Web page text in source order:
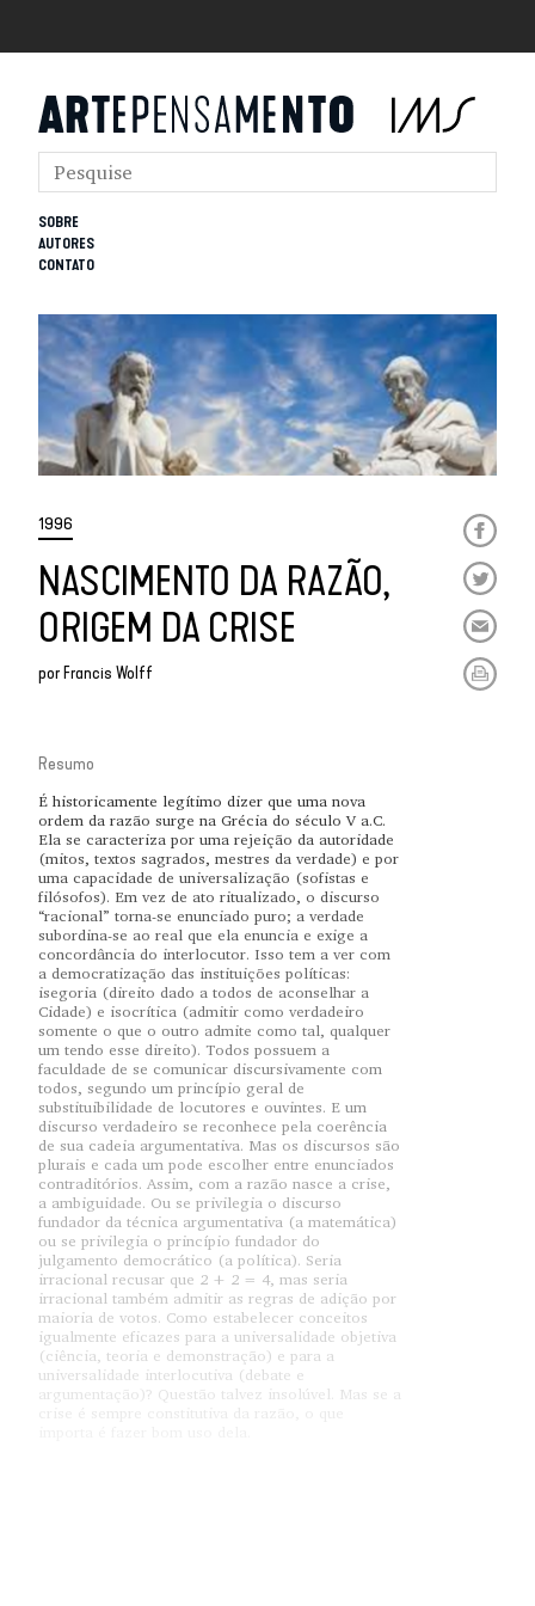
SOBRE
AUTORES
CONTATO
1996
NASCIMENTO DA RAZÃO,
ORIGEM DA CRISE
porFrancis Wolff
Resumo
É historicamente legítimo dizer que uma nova
ordem da razão surge na Grécia do século V a.C.
Ela se caracteriza por uma rejeição da autoridade
(mitos, textos sagrados, mestres da verdade) e por
uma capacidade de universalização (sofistas e
filósofos). Em vez de ato ritualizado, o discurso
“racional” torna-se enunciado puro; a verdade
subordina-se ao real que ela enuncia e exige a
concordância do interlocutor. Isso tem a ver com
a democratização das instituições políticas:
isegoria (direito dado a todos de aconselhar a
Cidade) e isocrítica (admitir como verdadeiro
somente o que o outro admite como tal, qualquer
um tendo esse direito). Todos possuem a
faculdade de se comunicar discursivamente com
todos, segundo um princípio geral de
substituibilidade de locutores e ouvintes. E um
discurso verdadeiro se reconhece pela coerência
de sua cadeia argumentativa. Mas os discursos são
plurais e cada um pode escolher entre enunciados
contraditórios. Assim, com a razão nasce a crise,
a ambiguidade. Ou se privilegia o discurso
fundador da técnica argumentativa (a matemática)
ou se privilegia o princípio fundador do
julgamento democrático (a política). Seria
irracional recusar que 2 + 2 = 4, mas seria
irracional também admitir as regras de adição por
maioria de votos. Como estabelecer conceitos
igualmente eficazes para a universalidade objetiva
(ciência, teoria e demonstração) e para a
universalidade interlocutiva (debate e
argumentação)? Questão talvez insolúvel. Mas se a